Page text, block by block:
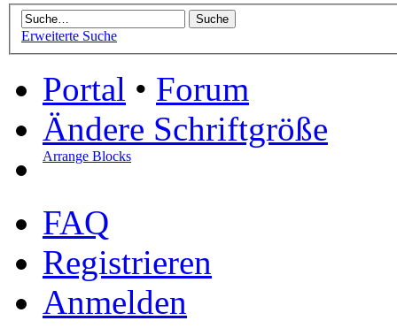
Erweiterte Suche
Portal • Forum
Ändere Schriftgröße
Arrange Blocks
FAQ
Registrieren
Anmelden